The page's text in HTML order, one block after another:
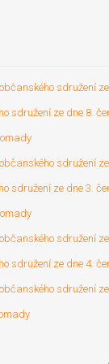
sdružení
sdružení ze dne 8.
sdružení
sdružení ze dne 3.
sdružení
sdružení ze dne 4.
sdružení